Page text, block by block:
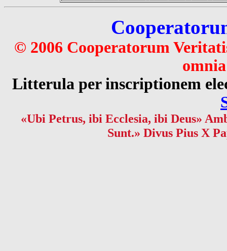
© 2006 Cooperatorum
Litterula per inscriptionem
«Ubi Petrus, ibi Ecclesia, ibi Deus»
Sunt.» Divus Pius X